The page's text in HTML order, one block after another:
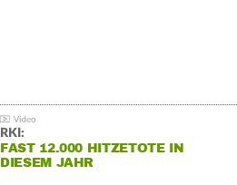
RKI:
FAST 12.000 HITZETOTE IN
DIESEM JAHR